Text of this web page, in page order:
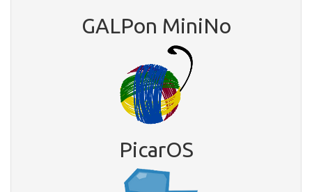
MulleresGALPon MiniNo
PicarOS